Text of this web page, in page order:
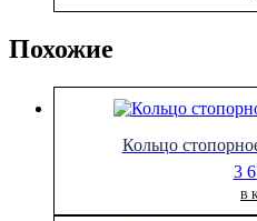
Похожие
Кольцо
3
В